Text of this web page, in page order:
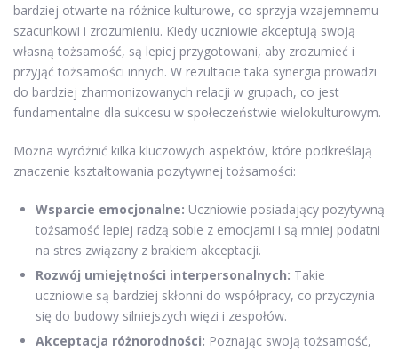
bardziej otwarte na różnice kulturowe, co sprzyja wzajemnemu
szacunkowi i zrozumieniu. Kiedy uczniowie akceptują swoją
własną tożsamość, są lepiej przygotowani, aby zrozumieć i
przyjąć tożsamości innych. W rezultacie taka synergia prowadzi
do bardziej zharmonizowanych relacji w grupach, co jest
fundamentalne dla sukcesu w społeczeństwie wielokulturowym.
Można wyróżnić kilka kluczowych aspektów, które podkreślają
znaczenie kształtowania pozytywnej tożsamości:
Wsparcie emocjonalne: Uczniowie posiadający pozytywną
tożsamość lepiej radzą sobie z emocjami i są mniej podatni
na stres związany z brakiem akceptacji.
Rozwój umiejętności interpersonalnych: Takie
uczniowie są bardziej skłonni do współpracy, co przyczynia
się do budowy silniejszych więzi i zespołów.
Akceptacja różnorodności: Poznając swoją tożsamość,